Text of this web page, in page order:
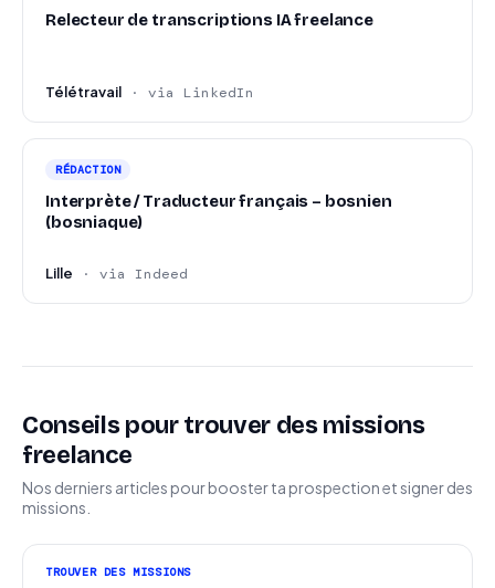
Relecteur de transcriptions IA freelance
Télétravail · via LinkedIn
RÉDACTION
Interprète / Traducteur français – bosnien
(bosniaque)
Lille · via Indeed
Conseils pour trouver des missions
freelance
Nos derniers articles pour booster ta prospection et signer des
missions.
TROUVER DES MISSIONS